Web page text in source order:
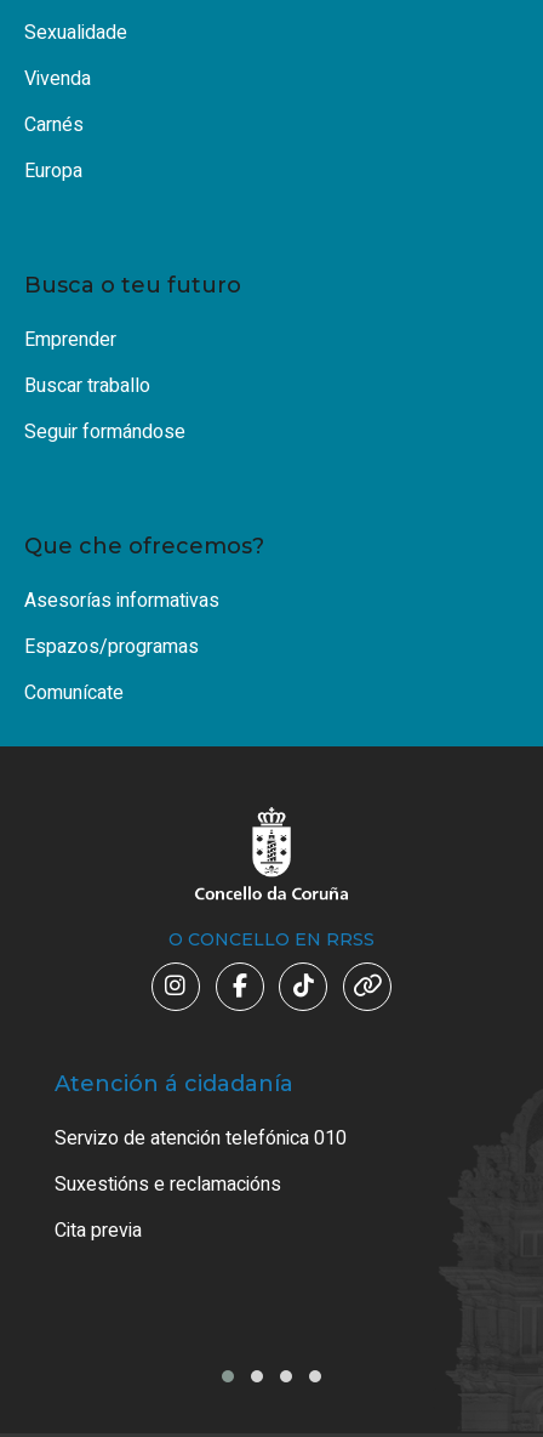
Sexualidade
Vivenda
Carnés
Europa
Busca o teu futuro
Emprender
Buscar traballo
Seguir formándose
Que che ofrecemos?
Asesorías informativas
Espazos/programas
Comunícate
O CONCELLO EN RRSS
Atención á cidadanía
Servizo de atención telefónica 010
Suxestións e reclamacións
Cita previa